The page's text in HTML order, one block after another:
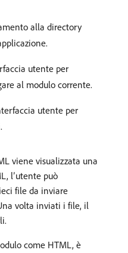
alla directory
utente per
al modulo corrente.
utente per
viene visualizzata una
l’utente può
file da inviare
volta inviati i file, il
come HTML, è